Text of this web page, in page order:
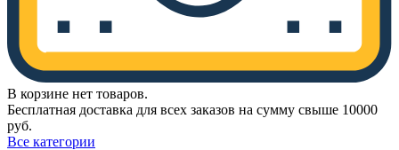
В корзине нет товаров.
Бесплатная доставка для всех заказов на сумму свыше 10000
руб.
Все категории